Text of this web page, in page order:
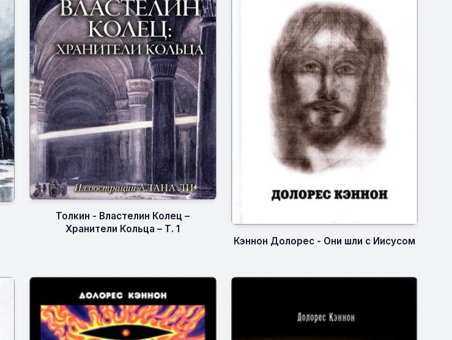
Толкин - Властелин Колец –
Хранители Кольца – Т. 1
Кэннон Долорес - Они шли с Иисусом